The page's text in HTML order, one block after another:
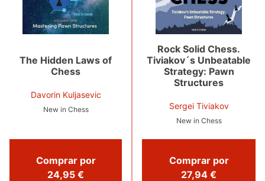
The Hidden Laws of
Chess
Davorin Kuljasevic
New in Chess
Comprar por
24,95 €
Rock Solid Chess.
Tiviakov´s Unbeatable
Strategy: Pawn
Structures
Sergei Tiviakov
New in Chess
Comprar por
27,94 €